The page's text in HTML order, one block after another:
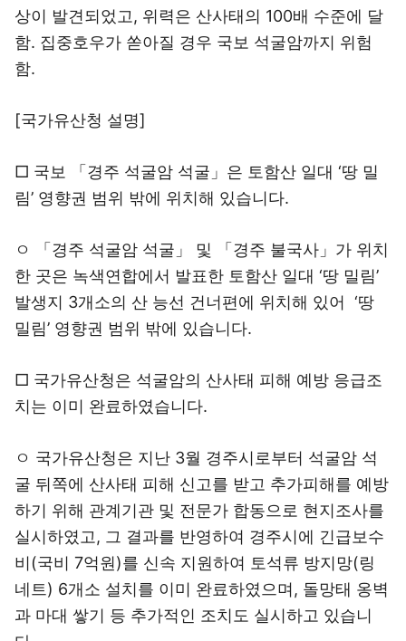
상이 발견되었고, 위력은 산사태의 100배 수준에 달
함. 집중호우가 쏟아질 경우 국보 석굴암까지 위험
함.
[국가유산청 설명]
□ 국보 「경주 석굴암 석굴」은 토함산 일대 ‘땅 밀
림’ 영향권 범위 밖에 위치해 있습니다.
ㅇ 「경주 석굴암 석굴」 및 「경주 불국사」가 위치
한 곳은 녹색연합에서 발표한 토함산 일대 ‘땅 밀림’
발생지 3개소의 산 능선 건너편에 위치해 있어 ‘땅
밀림’ 영향권 범위 밖에 있습니다.
□ 국가유산청은 석굴암의 산사태 피해 예방 응급조
치는 이미 완료하였습니다.
ㅇ 국가유산청은 지난 3월 경주시로부터 석굴암 석
굴 뒤쪽에 산사태 피해 신고를 받고 추가피해를 예방
하기 위해 관계기관 및 전문가 합동으로 현지조사를
실시하였고, 그 결과를 반영하여 경주시에 긴급보수
비(국비 7억원)를 신속 지원하여 토석류 방지망(링
네트) 6개소 설치를 이미 완료하였으며, 돌망태 옹벽
과 마대 쌓기 등 추가적인 조치도 실시하고 있습니